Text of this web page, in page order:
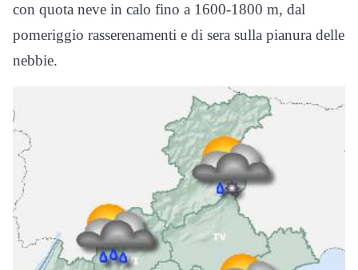
con quota neve in calo fino a 1600-1800 m, dal
pomeriggio rasserenamenti e di sera sulla pianura delle
nebbie.